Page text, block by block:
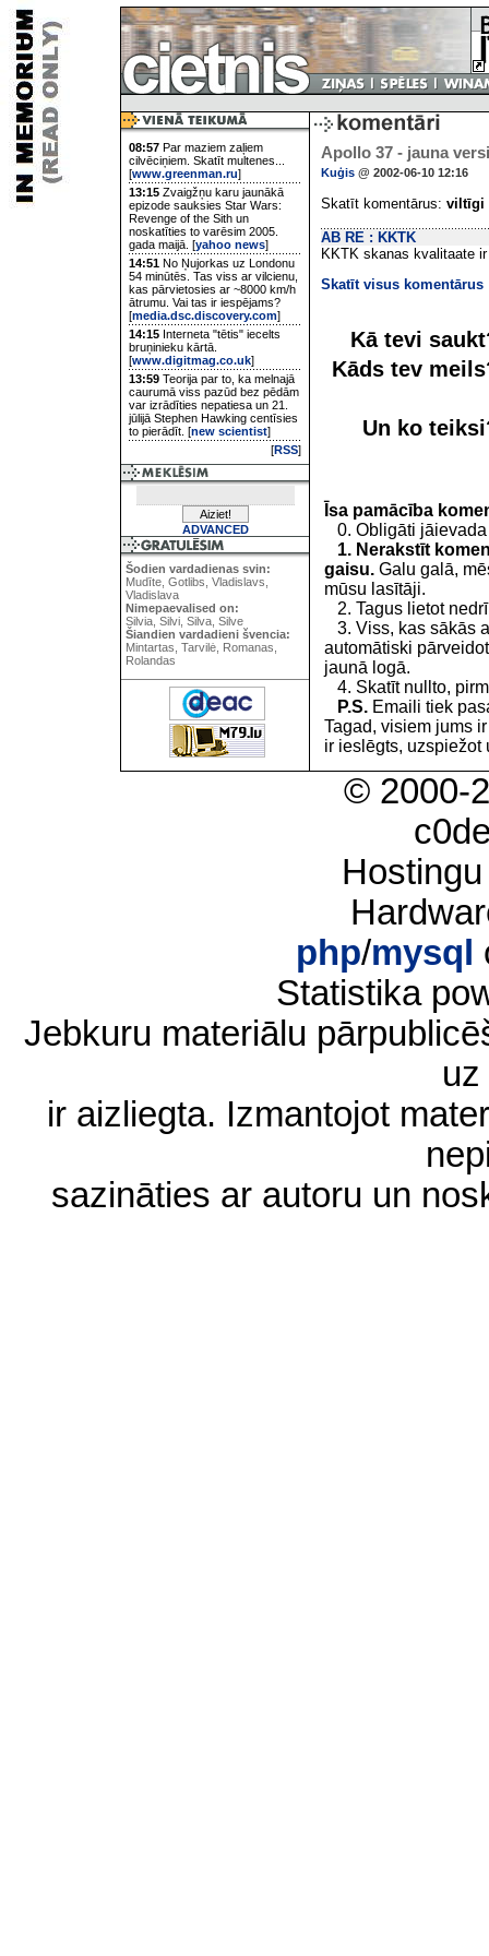
08:57 Par maziem zaļiem
cilvēciņiem. Skatīt multenes...
[www.greenman.ru]
13:15 Zvaigžņu karu jaunākā
epizode sauksies Star Wars:
Revenge of the Sith un
noskatīties to varēsim 2005.
gada maijā. [yahoo news]
14:51 No Ņujorkas uz Londonu
54 minūtēs. Tas viss ar vilcienu,
kas pārvietosies ar ~8000 km/h
ātrumu. Vai tas ir iespējams?
[media.dsc.discovery.com]
14:15 Interneta "tētis" iecelts
bruņinieku kārtā.
[www.digitmag.co.uk]
13:59 Teorija par to, ka melnajā
caurumā viss pazūd bez pēdām
var izrādīties nepatiesa un 21.
jūlijā Stephen Hawking centīsies
to pierādīt. [new scientist]
[RSS]
ADVANCED
Šodien vardadienas svin:
Mudīte, Gotlibs, Vladislavs,
Vladislava
Nimepaevalised on:
Silvia, Silvi, Silva, Silve
Šiandien vardadieni švencia:
Mintartas, Tarvilė, Romanas,
Rolandas
Apollo 37 - jauna
Kuģis @ 2002-06-10 12:16
Skatīt komentārus: viltīgi
AB RE : KKTK
KKTK skanas kvalitaate
Skatīt visus komentārus
Kā tevi
Kāds tev
Un ko
Īsa pamācība
0. Obligāti jāievada
1. Nerakstīt
gaisu. Galu galā,
mūsu lasītāji.
2. Tagus lietot
3. Viss, kas sākās
automātiski
jaunā logā.
4. Skatīt nullto,
P.S. Emaili tiek
Tagad, visiem jums
ir ieslēgts, uzspiežot
© 2000-
php/mysql
Statistika
Jebkuru materiālu
ir aizliegta. Izmantojot
sazināties ar autoru un